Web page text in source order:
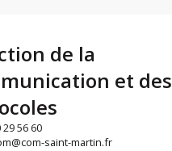
de la
et des
29 56 60
saint-martin.fr